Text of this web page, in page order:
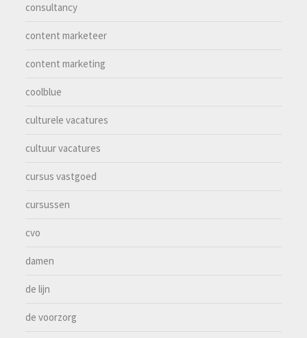
consultancy
content marketeer
content marketing
coolblue
culturele vacatures
cultuur vacatures
cursus vastgoed
cursussen
cvo
damen
de lijn
de voorzorg